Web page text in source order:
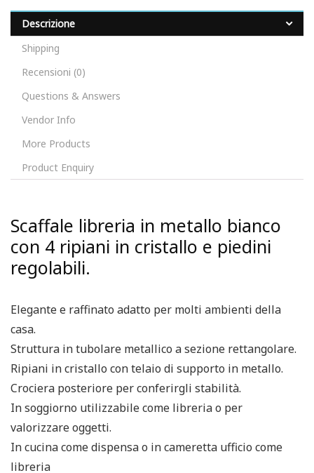
Descrizione
Shipping
Recensioni (0)
Questions & Answers
Vendor Info
More Products
Product Enquiry
Scaffale libreria in metallo bianco
con 4 ripiani in cristallo e piedini
regolabili.
Elegante e raffinato adatto per molti ambienti della
casa.
Struttura in tubolare metallico a sezione rettangolare.
Ripiani in cristallo con telaio di supporto in metallo.
Crociera posteriore per conferirgli stabilità.
In soggiorno utilizzabile come libreria o per
valorizzare oggetti.
In cucina come dispensa o in cameretta ufficio come
libreria